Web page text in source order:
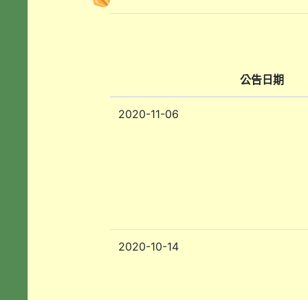
公告日期
2020-11-06
2020-10-14